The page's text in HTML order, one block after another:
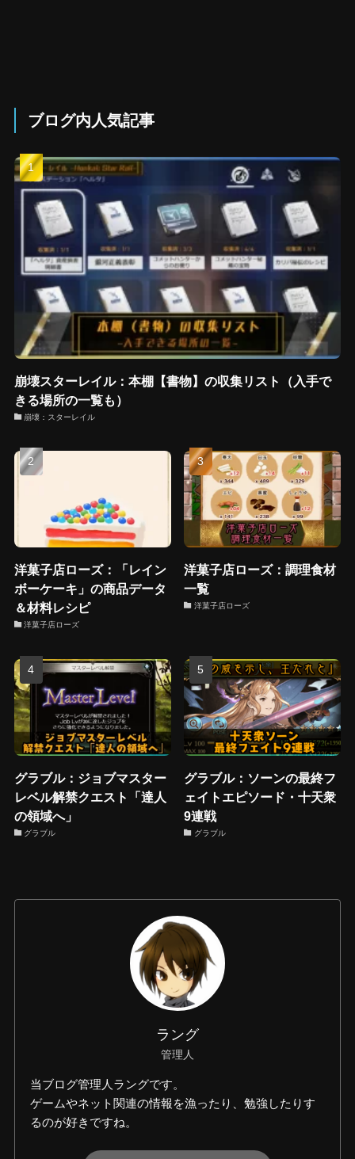
ブログ内人気記事
崩壊スターレイル：本棚【書物】の収集リスト（入手で
きる場所の一覧も）
崩壊：スターレイル
洋菓子店ローズ：「レイン
ボーケーキ」の商品データ
＆材料レシピ
洋菓子店ローズ
洋菓子店ローズ：調理食材
一覧
洋菓子店ローズ
グラブル：ジョブマスター
レベル解禁クエスト「達人
の領域へ」
グラブル
グラブル：ソーンの最終フ
ェイトエピソード・十天衆
9連戦
グラブル
ラング
管理人
当ブログ管理人ラングです。
ゲームやネット関連の情報を漁ったり、勉強したりす
るのが好きですね。